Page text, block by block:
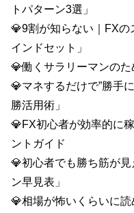
トパターン3選」
💎9割が知らない｜FXの
インドセット」
💎働くサラリーマンのた
💎マネするだけで”勝手
勝活用術」
💎FX初心者が効率的に
ントガイド
💎初心者でも勝ち筋が
ン早見表」
💎相場が怖いくらいに